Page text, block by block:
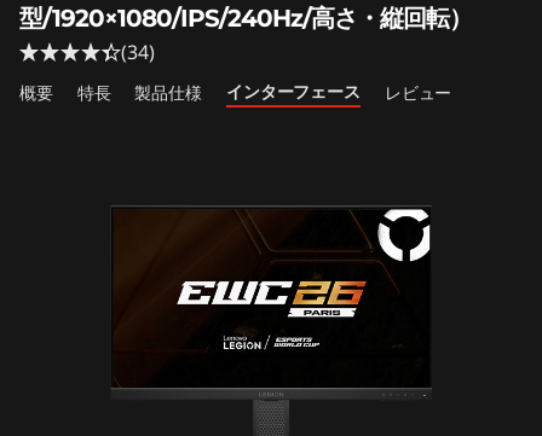
型/1920×1080/IPS/240Hz/高さ・縦回転）
(34)
概要 特長 製品仕様 インターフェース レビュー